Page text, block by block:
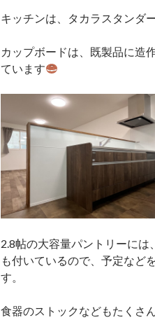
キッチンは、タカラスタンダ
カップボードは、既製品に造
ています
2.8帖の大容量パントリーに
も付いているので、予定など
す。
食器のストックなどもたくさ